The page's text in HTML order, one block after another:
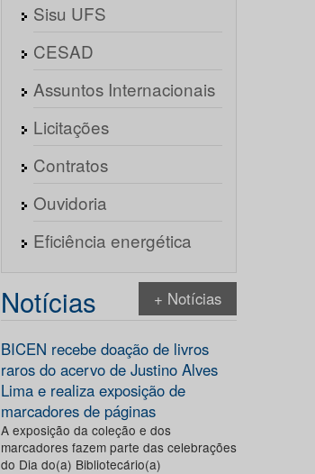
Sisu UFS
CESAD
Assuntos Internacionais
Licitações
Contratos
Ouvidoria
Eficiência energética
Notícias + Notícias
BICEN recebe doação de livros
raros do acervo de Justino Alves
Lima e realiza exposição de
marcadores de páginas
A exposição da coleção e dos
marcadores fazem parte das celebrações
do Dia do(a) Bibliotecário(a)